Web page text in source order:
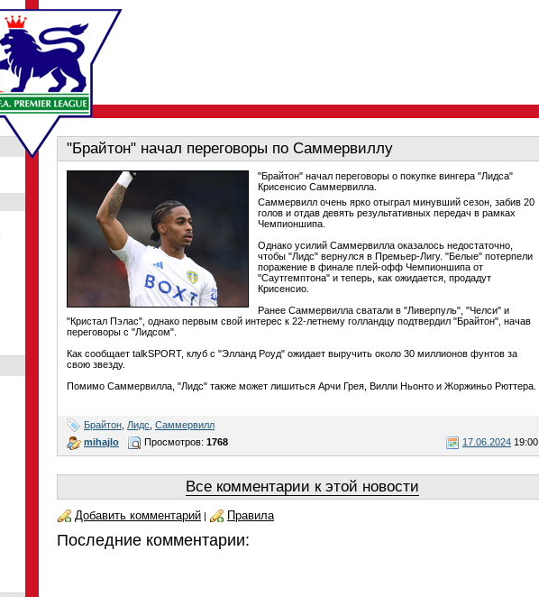
"Брайтон" начал переговоры по Саммервиллу
"Брайтон" начал переговоры о покупке вингера "Лидса"
Крисенсио Саммервилла.
Саммервилл очень ярко отыграл минувший сезон, забив 20
голов и отдав девять результативных передач в рамках
Чемпионшипа.
Однако усилий Саммервилла оказалось недостаточно,
чтобы "Лидс" вернулся в Премьер-Лигу. "Белые" потерпели
поражение в финале плей-офф Чемпионшипа от
"Саутгемптона" и теперь, как ожидается, продадут
Крисенсио.
Ранее Саммервилла сватали в "Ливерпуль", "Челси" и
"Кристал Пэлас", однако первым свой интерес к 22-летнему голландцу подтвердил "Брайтон", начав
переговоры с "Лидсом".
Как сообщает talkSPORT, клуб с "Элланд Роуд" ожидает выручить около 30 миллионов фунтов за
свою звезду.
Помимо Саммервилла, "Лидс" также может лишиться Арчи Грея, Вилли Ньонто и Жоржиньо Рюттера.
Брайтон Лидс Саммервилл
mihajlo
17.06.2024 19:00
Просмотров: 1768
Все комментарии к этой новости
Добавить комментарий | Правила
Последние комментарии: